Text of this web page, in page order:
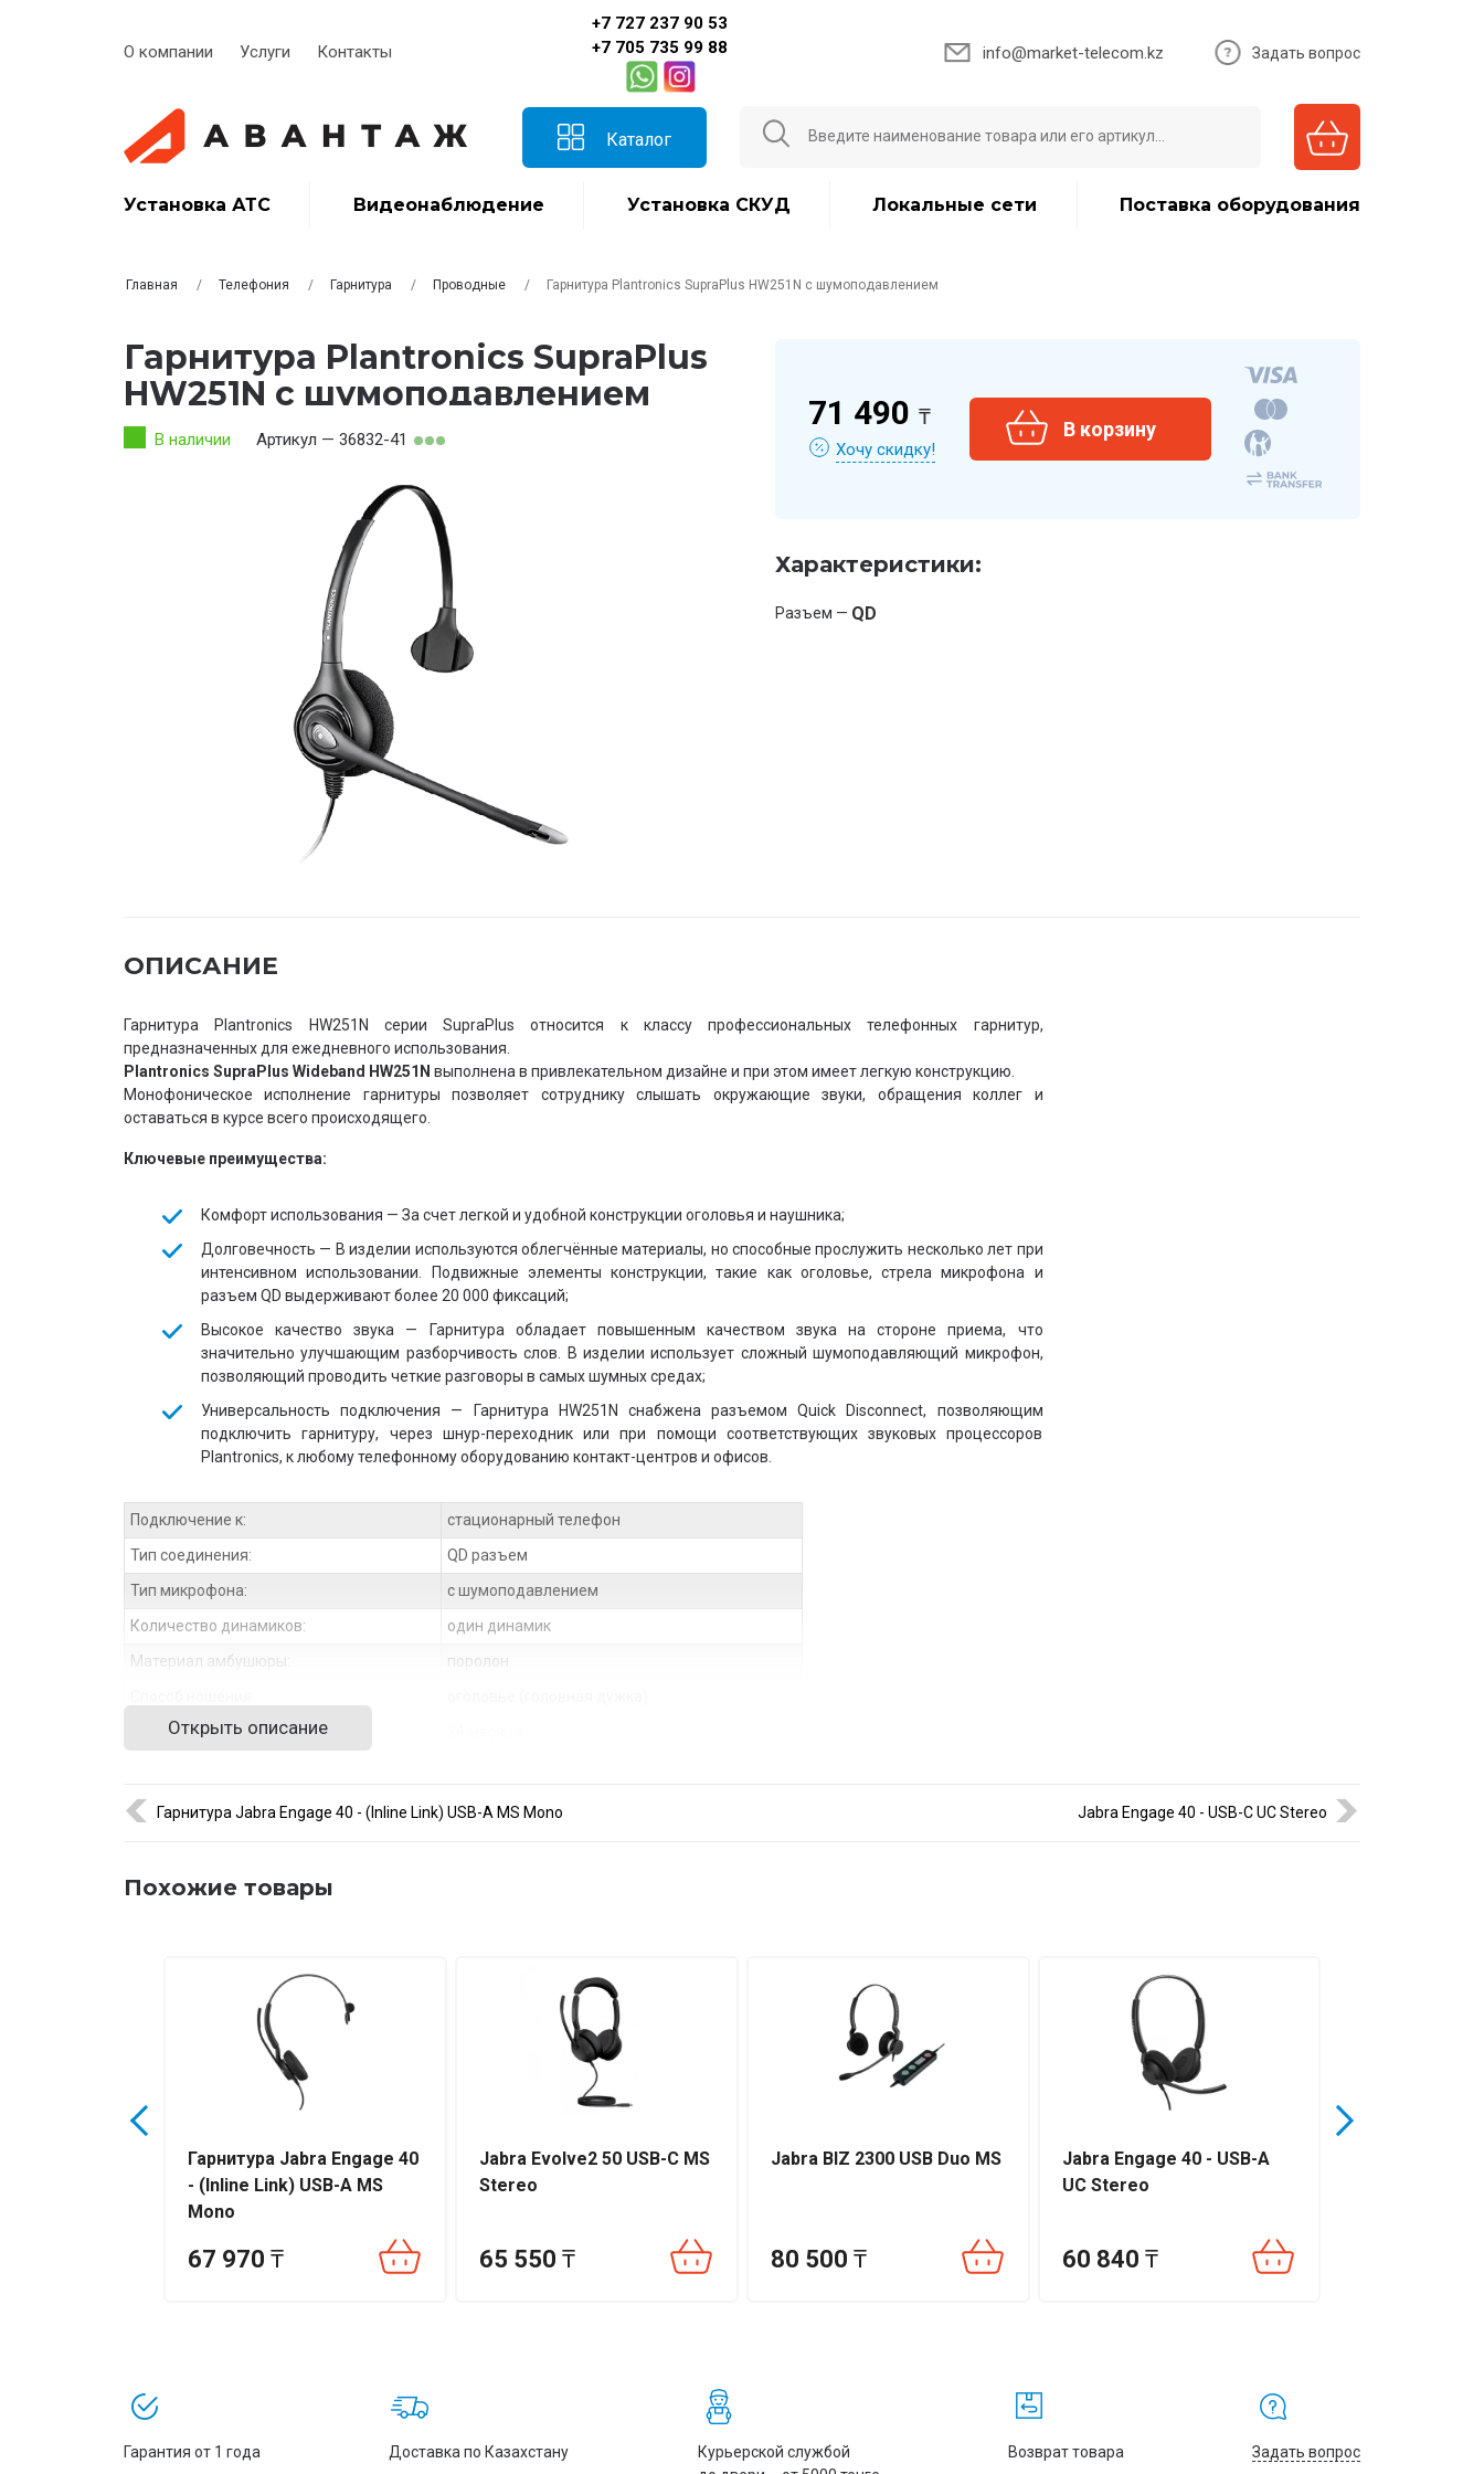
О компании Услуги Контакты
+7 727 237 90 53
+7 705 735 99 88
info@market-telecom.kz Задать вопрос
Каталог
Установка АТС Видеонаблюдение Установка СКУД Локальные сети Поставка оборудования
Главная Телефония Гарнитура Проводные Гарнитура Plantronics SupraPlus HW251N с шумоподавлением
Гарнитура Plantronics SupraPlus
HW251N с шумоподавлением
В наличии Артикул — 36832-41
71 490 ₸
Хочу скидку!
Характеристики:
Разъем — QD
ОПИСАНИЕ
Гарнитура Plantronics HW251N серии SupraPlus относится к классу профессиональных телефонных гарнитур,
предназначенных для ежедневного использования.
Plantronics SupraPlus Wideband HW251N выполнена в привлекательном дизайне и при этом имеет легкую конструкцию.
Монофоническое исполнение гарнитуры позволяет сотруднику слышать окружающие звуки, обращения коллег и
оставаться в курсе всего происходящего.
Ключевые преимущества:
Комфорт использования — За счет легкой и удобной конструкции оголовья и наушника;
Долговечность — В изделии используются облегчённые материалы, но способные прослужить несколько лет при
интенсивном использовании. Подвижные элементы конструкции, такие как оголовье, стрела микрофона и
разъем QD выдерживают более 20 000 фиксаций;
Высокое качество звука — Гарнитура обладает повышенным качеством звука на стороне приема, что
значительно улучшающим разборчивость слов. В изделии использует сложный шумоподавляющий микрофон,
позволяющий проводить четкие разговоры в самых шумных средах;
Универсальность подключения — Гарнитура HW251N снабжена разъемом Quick Disconnect, позволяющим
подключить гарнитуру, через шнур-переходник или при помощи соответствующих звуковых процессоров
Plantronics, к любому телефонному оборудованию контакт-центров и офисов.
Подключение к:
стационарный телефон
Тип соединения:
QD разъем
Тип микрофона:
с шумоподавлением
Количество динамиков:
один динамик
Материал амбушюры:
поролон
Гарантия:Открыть описание
Гарнитура Jabra Engage 40 - (Inline Link) USB-A MS Mono Jabra Engage 40 - USB-C UC Stereo
Похожие товары
Гарнитура Jabra Engage 40
- (Inline Link) USB-A MS
Mono
67 970 ₸
Jabra Evolve2 50 USB-C MS
Stereo
65 550 ₸
Jabra BIZ 2300 USB Duo MS
80 500 ₸
Jabra Engage 40 - USB-A
UC Stereo
60 840 ₸
Гарантия от 1 года Доставка по Казахстану
Курьерской службой
Возврат товара Задать вопрос